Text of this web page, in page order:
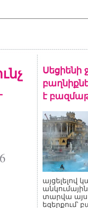
Սեցիենի
է
այցելելով
տարվա այս
եզերքում՝